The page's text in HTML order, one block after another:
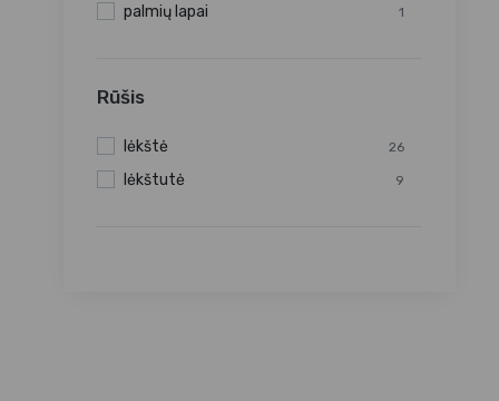
palmių lapai 1
Rūšis
lėkštė 26
lėkštutė 9